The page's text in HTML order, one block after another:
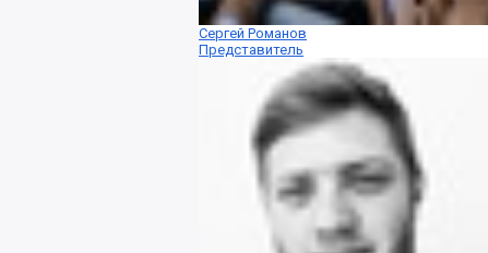
Сергей Романов
Представитель